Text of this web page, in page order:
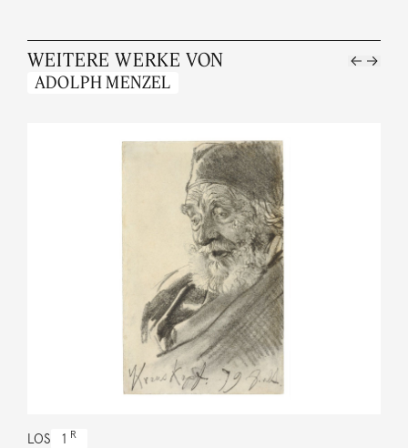
WEITERE WERKE VON
ADOLPH MENZEL
LOS 1 R